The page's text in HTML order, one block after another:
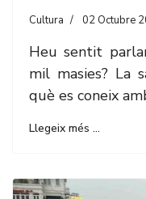
Cultura 02 Octubre
Heu sentit
mil masies? La
què es coneix
Llegeix més …